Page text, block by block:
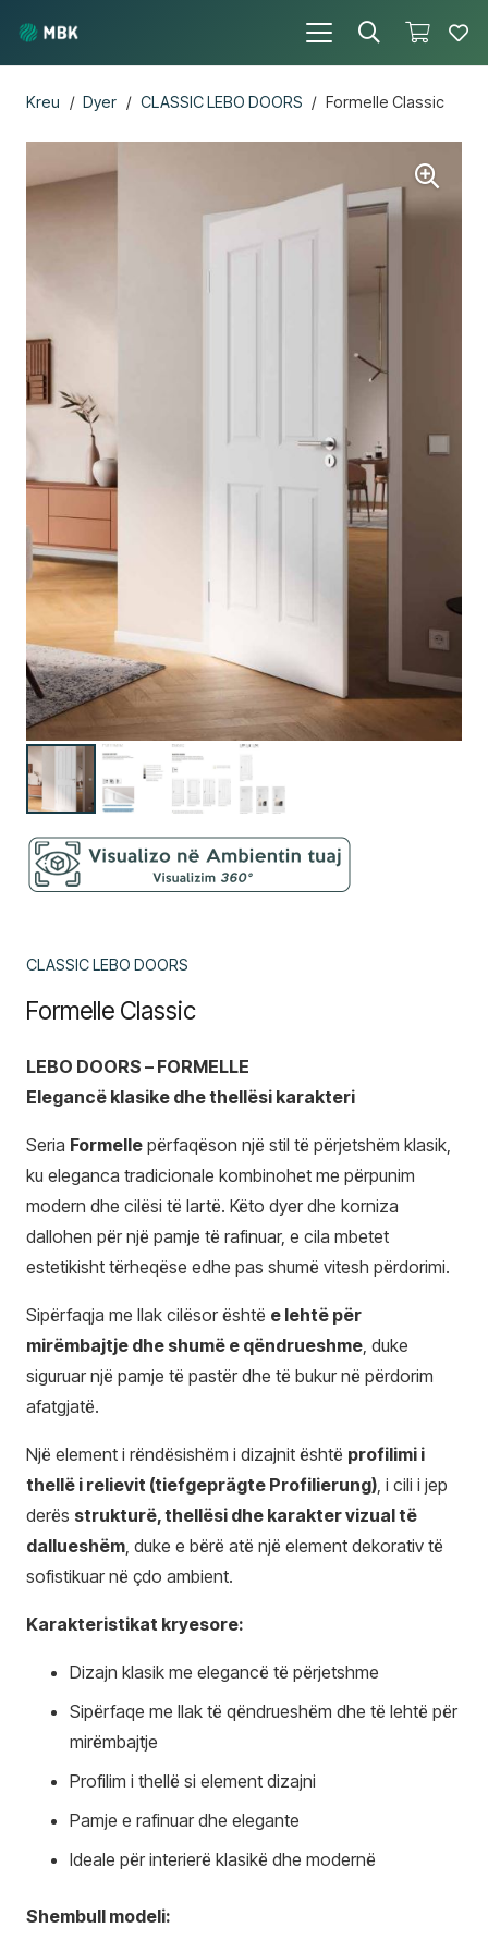
Kreu / Dyer / CLASSIC LEBO DOORS / Formelle Classic
CLASSIC LEBO DOORS
Formelle Classic
LEBO DOORS – FORMELLE
Elegancë klasike dhe thellësi karakteri
Seria Formelle përfaqëson një stil të përjetshëm klasik,
ku eleganca tradicionale kombinohet me përpunim
modern dhe cilësi të lartë. Këto dyer dhe korniza
dallohen për një pamje të rafinuar, e cila mbetet
estetikisht tërheqëse edhe pas shumë vitesh përdorimi.
Sipërfaqja me llak cilësor është e lehtë për
mirëmbajtje dhe shumë e qëndrueshme, duke
siguruar një pamje të pastër dhe të bukur në përdorim
afatgjatë.
Një element i rëndësishëm i dizajnit është profilimi i
thellë i relievit (tiefgeprägte Profilierung), i cili i jep
derës strukturë, thellësi dhe karakter vizual të
dallueshëm, duke e bërë atë një element dekorativ të
sofistikuar në çdo ambient.
Karakteristikat kryesore:
Dizajn klasik me elegancë të përjetshme
Sipërfaqe me llak të qëndrueshëm dhe të lehtë për
mirëmbajtje
Profilim i thellë si element dizajni
Pamje e rafinuar dhe elegante
Ideale për interierë klasikë dhe modernë
Shembull modeli: